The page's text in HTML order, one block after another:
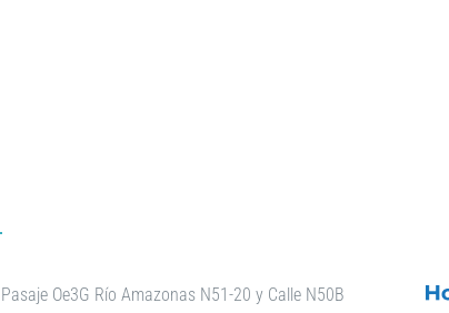
Pasaje Oe3G Río Amazonas N51-20 y Calle N50B